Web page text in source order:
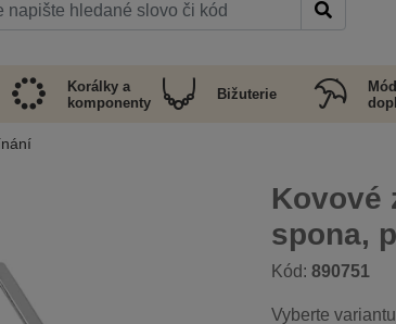
Korálky a
komponenty
Bižuterie
Kovové
spona,
Kód: 890751
Vyberte